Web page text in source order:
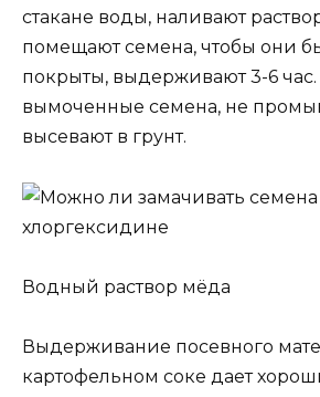
стакане воды, наливают
помещают семена, чтобы они
покрыты, выдерживают 3-6 час.
вымоченные семена, не
высевают в грунт.
Водный раствор мёда
Выдерживание посевного
картофельном соке дает